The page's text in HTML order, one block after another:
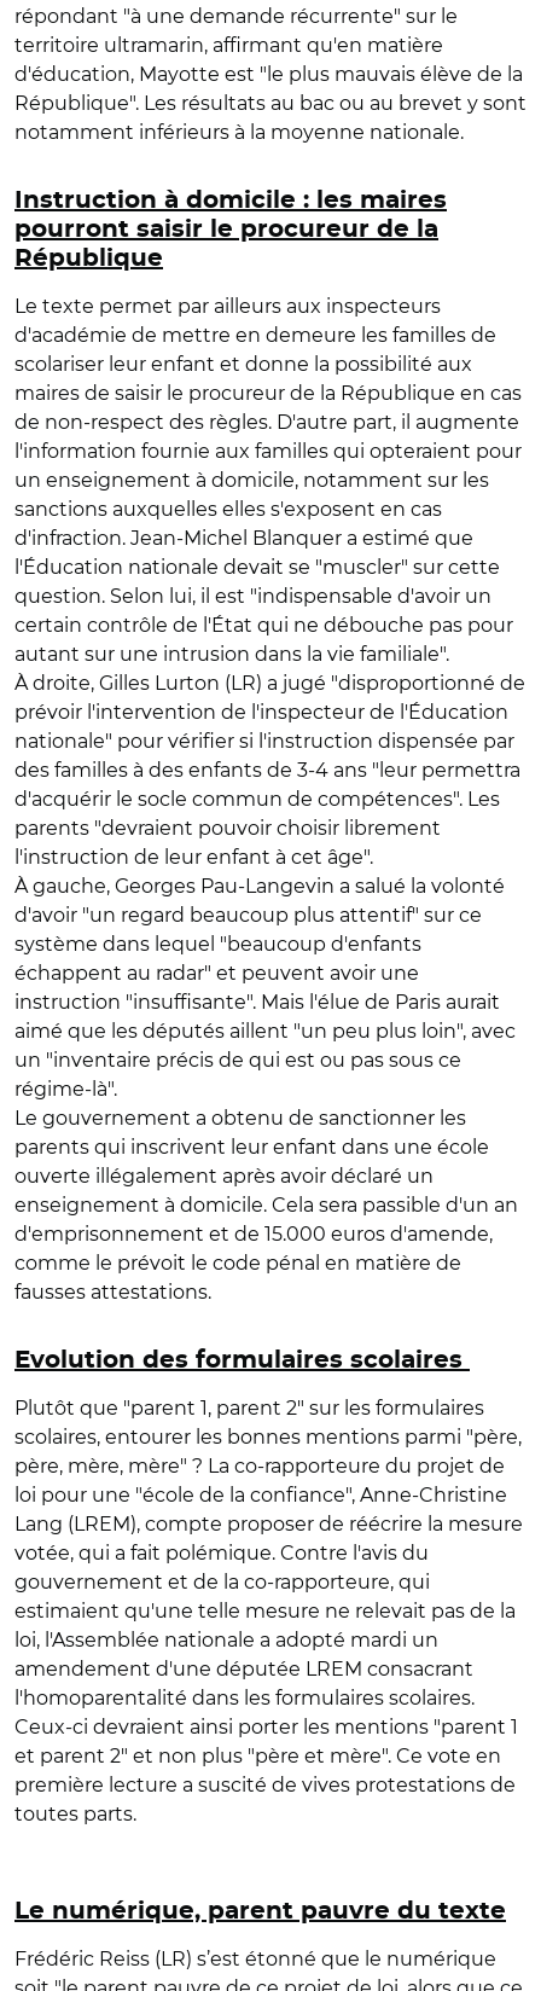
répondant "à une demande récurrente" sur le
territoire ultramarin, affirmant qu'en matière
d'éducation, Mayotte est "le plus mauvais élève de la
République". Les résultats au bac ou au brevet y sont
notamment inférieurs à la moyenne nationale.
Instruction à domicile : les maires
pourront saisir le procureur de la
République
Le texte permet par ailleurs aux inspecteurs
d'académie de mettre en demeure les familles de
scolariser leur enfant et donne la possibilité aux
maires de saisir le procureur de la République en cas
de non-respect des règles. D'autre part, il augmente
l'information fournie aux familles qui opteraient pour
un enseignement à domicile, notamment sur les
sanctions auxquelles elles s'exposent en cas
d'infraction. Jean-Michel Blanquer a estimé que
l'Éducation nationale devait se "muscler" sur cette
question. Selon lui, il est "indispensable d'avoir un
certain contrôle de l'État qui ne débouche pas pour
autant sur une intrusion dans la vie familiale".
À droite, Gilles Lurton (LR) a jugé "disproportionné de
prévoir l'intervention de l'inspecteur de l'Éducation
nationale" pour vérifier si l'instruction dispensée par
des familles à des enfants de 3-4 ans "leur permettra
d'acquérir le socle commun de compétences". Les
parents "devraient pouvoir choisir librement
l'instruction de leur enfant à cet âge".
À gauche, Georges Pau-Langevin a salué la volonté
d'avoir "un regard beaucoup plus attentif" sur ce
système dans lequel "beaucoup d'enfants
échappent au radar" et peuvent avoir une
instruction "insuffisante". Mais l'élue de Paris aurait
aimé que les députés aillent "un peu plus loin", avec
un "inventaire précis de qui est ou pas sous ce
régime-là".
Le gouvernement a obtenu de sanctionner les
parents qui inscrivent leur enfant dans une école
ouverte illégalement après avoir déclaré un
enseignement à domicile. Cela sera passible d'un an
d'emprisonnement et de 15.000 euros d'amende,
comme le prévoit le code pénal en matière de
fausses attestations.
Evolution des formulaires scolaires
Plutôt que "parent 1, parent 2" sur les formulaires
scolaires, entourer les bonnes mentions parmi "père,
père, mère, mère" ? La co-rapporteure du projet de
loi pour une "école de la confiance", Anne-Christine
Lang (LREM), compte proposer de réécrire la mesure
votée, qui a fait polémique. Contre l'avis du
gouvernement et de la co-rapporteure, qui
estimaient qu'une telle mesure ne relevait pas de la
loi, l'Assemblée nationale a adopté mardi un
amendement d'une députée LREM consacrant
l'homoparentalité dans les formulaires scolaires.
Ceux-ci devraient ainsi porter les mentions "parent 1
et parent 2" et non plus "père et mère". Ce vote en
première lecture a suscité de vives protestations de
toutes parts.
Le numérique, parent pauvre du texte
Frédéric Reiss (LR) s’est étonné que le numérique